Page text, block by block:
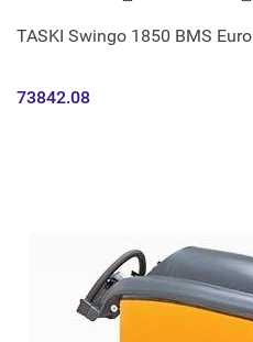
TASKI Swingo 1850 BMS Euro
73842.08